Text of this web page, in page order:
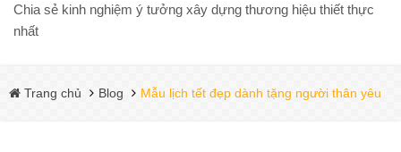
Chia sẻ kinh nghiệm ý tưởng xây dựng thương hiệu thiết thực
nhất
Trang chủ Blog Mẫu lịch tết đẹp dành tặng người thân yêu